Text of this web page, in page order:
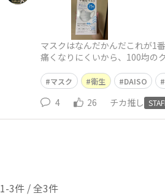
マスクはなんだかんだこれが1
痛くなりにくいから、100均の
マスク 衛生 DAISO
4 26 チカ推し
1-3件 / 全3件